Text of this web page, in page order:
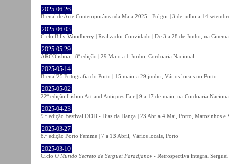
2025-06-26
Bienal de Arte Contemporânea da Maia 2025 - Fulgor | 3 de julho a 14
2025-06-03
Ciclo Billy Woodberry | Realizador Convidado | De 3 a 28 de Junho, na
2025-05-29
ARCOlisboa - 8ª edição | 29 Maio a 1 Junho, Cordoaria Nacional
2025-05-14
Bienal'25 Fotografia do Porto | 15 maio a 29 junho, Vários locais no Porto
2025-05-02
22ª edição Lisbon Art and Antiques Fair | 9 a 17 de maio, na Cordoaria
2025-04-23
9.ª edição Festival DDD - Dias da Dança | 23 Abr a 4 Mai, Porto, Matosinhos e
2025-03-27
8.ª edição Porto Femme | 7 a 13 Abril, Vários locais, Porto
2025-03-10
Ciclo O Mundo Secreto de Serguei Paradjanov - Retrospectiva integral